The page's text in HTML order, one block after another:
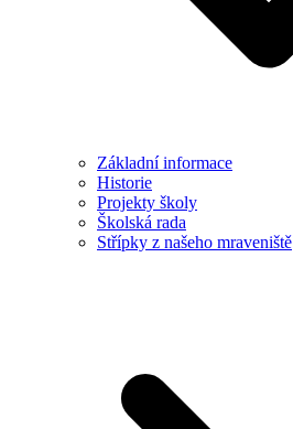
Základní informace
Historie
Projekty školy
Školská rada
Střípky z našeho mraveniště